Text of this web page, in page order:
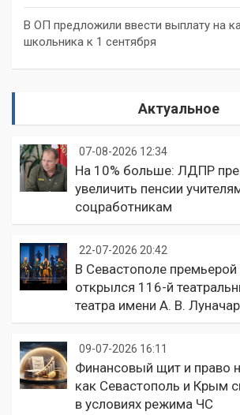
В ОП предложили ввести выплату на
школьника к 1 сентября
Актуальное
07-08-2026 12:34
На 10% больше: ЛДПР
увеличить пенсии
соцработникам
22-07-2026 20:42
В Севастополе премьерой
открылся 116-й
театра имени А. В.
09-07-2026 16:11
Финансовый щит и право
как Севастополь и Крым
в условиях режима ЧС